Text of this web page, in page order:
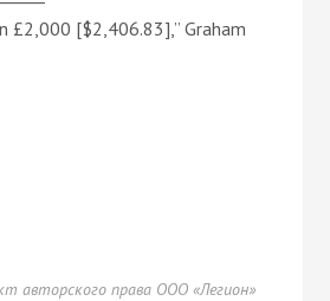
£2,000 [$2,406.83],” Graham
авторского права ООО «Легион»